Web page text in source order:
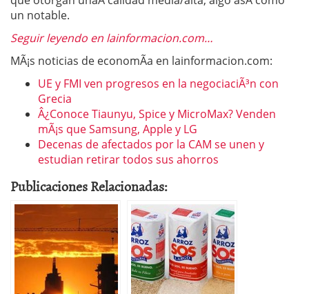
un notable.
Seguir leyendo en lainformacion.com…
MÃ¡s noticias de economÃ­a en lainformacion.com:
UE y FMI ven progresos en la negociaciÃ³n con
Grecia
Â¿Conoce Tiaunyu, Spice y MicroMax? Venden
mÃ¡s que Samsung, Apple y LG
Decenas de afectados por la CAM se unen y
estudian retirar todos sus ahorros
Publicaciones Relacionadas: